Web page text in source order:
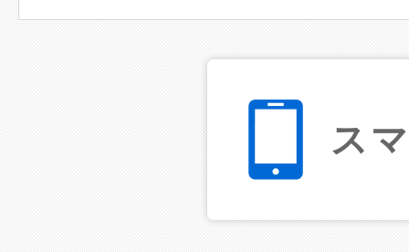
ス